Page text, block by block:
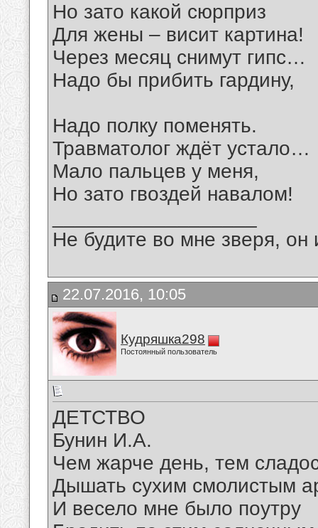
Но зато какой сюрприз
Для жены – висит картина!
Через месяц снимут гипс…
Надо бы прибить гардину,
Надо полку поменять.
Травматолог ждёт устало…
Мало пальцев у меня,
Но зато гвоздей навалом!
Не будите во мне зверя, он
22.07.2016, 10:05
Кудряшка298
Постоянный пользователь
ДЕТСТВО
Бунин И.А.
Чем жарче день, тем
Дышать сухим смолистым
И весело мне было поутру